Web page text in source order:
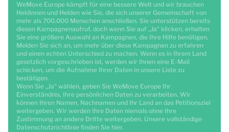
WeMove Europe kämpft für eine bessere Welt und wir brauchen
Heldinnen und Helden wie Sie, die sich unserer Gemeinschaft von
mehr als 700.000 Menschen anschließen. Sie unterstützen bereits
diesen Kampagnenaufruf, doch wenn Sie auf „Ja“ klicken, erhalten
Sie eine größere Auswahl an Kampagnen, die Ihre Hilfe benötigen.
Melden Sie sich an, um mehr über diese Kampagnen zu erfahren
und einen echten Unterschied zu machen. Wenn es in Ihrem Land
gesetzlich vorgeschrieben ist, werden wir Ihnen eine E-Mail
schicken, um die Aufnahme Ihrer Daten in unsere Liste zu
bestätigen.
Wenn Sie „Ja“ wählen, geben Sie WeMove Europe Ihr
Einverständnis, Ihre persönlichen Daten zu verarbeiten. Wir
können Ihren Namen, Nachnamen und Ihr Land an das Petitionsziel
weitergeben. Wir werden Ihre Daten niemals ohne Ihre
Zustimmung an andere Dritte weitergeben. Unsere vollständige
Datenschutzrichtlinie finden Sie hier.